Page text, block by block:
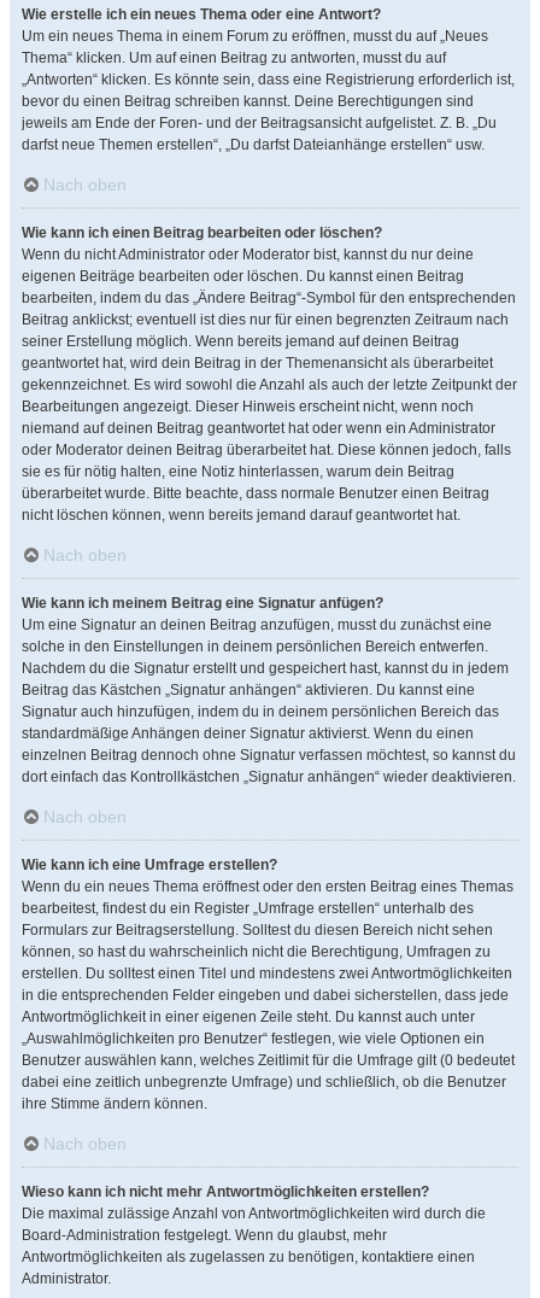
Wie erstelle ich ein neues Thema oder eine Antwort?
Um ein neues Thema in einem Forum zu eröffnen, musst du auf „Neues
Thema“ klicken. Um auf einen Beitrag zu antworten, musst du auf
„Antworten“ klicken. Es könnte sein, dass eine Registrierung erforderlich ist,
bevor du einen Beitrag schreiben kannst. Deine Berechtigungen sind
jeweils am Ende der Foren- und der Beitragsansicht aufgelistet. Z. B. „Du
darfst neue Themen erstellen“, „Du darfst Dateianhänge erstellen“ usw.
Nach oben
Wie kann ich einen Beitrag bearbeiten oder löschen?
Wenn du nicht Administrator oder Moderator bist, kannst du nur deine
eigenen Beiträge bearbeiten oder löschen. Du kannst einen Beitrag
bearbeiten, indem du das „Ändere Beitrag“-Symbol für den entsprechenden
Beitrag anklickst; eventuell ist dies nur für einen begrenzten Zeitraum nach
seiner Erstellung möglich. Wenn bereits jemand auf deinen Beitrag
geantwortet hat, wird dein Beitrag in der Themenansicht als überarbeitet
gekennzeichnet. Es wird sowohl die Anzahl als auch der letzte Zeitpunkt der
Bearbeitungen angezeigt. Dieser Hinweis erscheint nicht, wenn noch
niemand auf deinen Beitrag geantwortet hat oder wenn ein Administrator
oder Moderator deinen Beitrag überarbeitet hat. Diese können jedoch, falls
sie es für nötig halten, eine Notiz hinterlassen, warum dein Beitrag
überarbeitet wurde. Bitte beachte, dass normale Benutzer einen Beitrag
nicht löschen können, wenn bereits jemand darauf geantwortet hat.
Nach oben
Wie kann ich meinem Beitrag eine Signatur anfügen?
Um eine Signatur an deinen Beitrag anzufügen, musst du zunächst eine
solche in den Einstellungen in deinem persönlichen Bereich entwerfen.
Nachdem du die Signatur erstellt und gespeichert hast, kannst du in jedem
Beitrag das Kästchen „Signatur anhängen“ aktivieren. Du kannst eine
Signatur auch hinzufügen, indem du in deinem persönlichen Bereich das
standardmäßige Anhängen deiner Signatur aktivierst. Wenn du einen
einzelnen Beitrag dennoch ohne Signatur verfassen möchtest, so kannst du
dort einfach das Kontrollkästchen „Signatur anhängen“ wieder deaktivieren.
Nach oben
Wie kann ich eine Umfrage erstellen?
Wenn du ein neues Thema eröffnest oder den ersten Beitrag eines Themas
bearbeitest, findest du ein Register „Umfrage erstellen“ unterhalb des
Formulars zur Beitragserstellung. Solltest du diesen Bereich nicht sehen
können, so hast du wahrscheinlich nicht die Berechtigung, Umfragen zu
erstellen. Du solltest einen Titel und mindestens zwei Antwortmöglichkeiten
in die entsprechenden Felder eingeben und dabei sicherstellen, dass jede
Antwortmöglichkeit in einer eigenen Zeile steht. Du kannst auch unter
„Auswahlmöglichkeiten pro Benutzer“ festlegen, wie viele Optionen ein
Benutzer auswählen kann, welches Zeitlimit für die Umfrage gilt (0 bedeutet
dabei eine zeitlich unbegrenzte Umfrage) und schließlich, ob die Benutzer
ihre Stimme ändern können.
Nach oben
Wieso kann ich nicht mehr Antwortmöglichkeiten erstellen?
Die maximal zulässige Anzahl von Antwortmöglichkeiten wird durch die
Board-Administration festgelegt. Wenn du glaubst, mehr
Antwortmöglichkeiten als zugelassen zu benötigen, kontaktiere einen
Administrator.